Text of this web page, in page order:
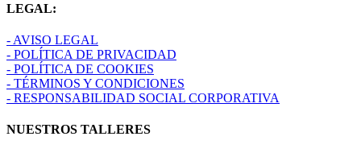
LEGAL:
- AVISO LEGAL
- POLÍTICA DE PRIVACIDAD
- POLÍTICA DE COOKIES
- TÉRMINOS Y CONDICIONES
- RESPONSABILIDAD SOCIAL CORPORATIVA
NUESTROS TALLERES